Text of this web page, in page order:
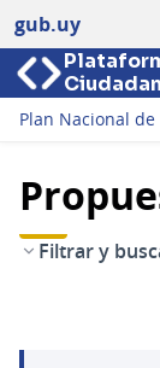
gub.uy
Plan Nacional
Filtrar y